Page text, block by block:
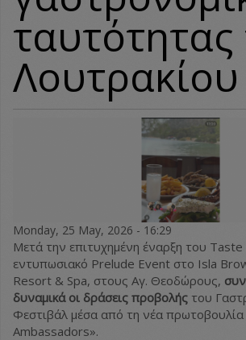
ταυτότητας
Λουτρακίου
Monday, 25 May, 2026 - 16:29
Μετά την επιτυχημένη έναρξη του
εντυπωσιακό Prelude Event στο Isla
Resort & Spa, στους Αγ. Θεοδώρους,
δυναμικά οι δράσεις προβολής του
Φεστιβάλ μέσα από τη νέα
Ambassadors».